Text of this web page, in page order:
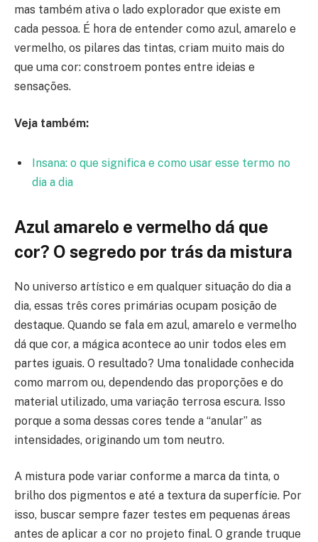
mas também ativa o lado explorador que existe em
cada pessoa. É hora de entender como azul, amarelo e
vermelho, os pilares das tintas, criam muito mais do
que uma cor: constroem pontes entre ideias e
sensações.
Veja também:
Insana: o que significa e como usar esse termo no
dia a dia
Azul amarelo e vermelho dá que
cor? O segredo por trás da mistura
No universo artístico e em qualquer situação do dia a
dia, essas três cores primárias ocupam posição de
destaque. Quando se fala em azul, amarelo e vermelho
dá que cor, a mágica acontece ao unir todos eles em
partes iguais. O resultado? Uma tonalidade conhecida
como marrom ou, dependendo das proporções e do
material utilizado, uma variação terrosa escura. Isso
porque a soma dessas cores tende a “anular” as
intensidades, originando um tom neutro.
A mistura pode variar conforme a marca da tinta, o
brilho dos pigmentos e até a textura da superfície. Por
isso, buscar sempre fazer testes em pequenas áreas
antes de aplicar a cor no projeto final. O grande truque